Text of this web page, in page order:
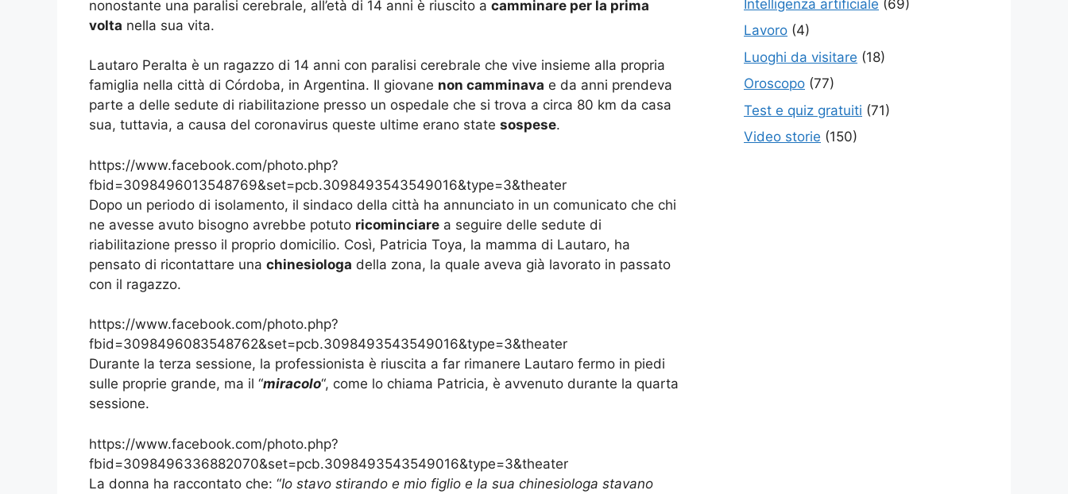
nonostante una paralisi cerebrale, all’età di 14 anni è riuscito a camminare per la prima
volta nella sua vita.
Lautaro Peralta è un ragazzo di 14 anni con paralisi cerebrale che vive insieme alla propria
famiglia nella città di Córdoba, in Argentina. Il giovane non camminava e da anni prendeva
parte a delle sedute di riabilitazione presso un ospedale che si trova a circa 80 km da casa
sua, tuttavia, a causa del coronavirus queste ultime erano state sospese.
https://www.facebook.com/photo.php?
fbid=3098496013548769&set=pcb.3098493543549016&type=3&theater
Dopo un periodo di isolamento, il sindaco della città ha annunciato in un comunicato che chi
ne avesse avuto bisogno avrebbe potuto ricominciare a seguire delle sedute di
riabilitazione presso il proprio domicilio. Così, Patricia Toya, la mamma di Lautaro, ha
pensato di ricontattare una chinesiologa della zona, la quale aveva già lavorato in passato
con il ragazzo.
https://www.facebook.com/photo.php?
fbid=3098496083548762&set=pcb.3098493543549016&type=3&theater
Durante la terza sessione, la professionista è riuscita a far rimanere Lautaro fermo in piedi
sulle proprie grande, ma il “miracolo“, come lo chiama Patricia, è avvenuto durante la quarta
sessione.
https://www.facebook.com/photo.php?
fbid=3098496336882070&set=pcb.3098493543549016&type=3&theater
La donna ha raccontato che: “Io stavo stirando e mio figlio e la sua chinesiologa stavano
Intelligenza artificiale (69)
Lavoro (4)
Luoghi da visitare (18)
Oroscopo (77)
Test e quiz gratuiti (71)
Video storie (150)